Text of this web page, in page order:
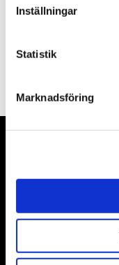
Inställningar
Statistik
Marknadsföring
Dina personuppgifter